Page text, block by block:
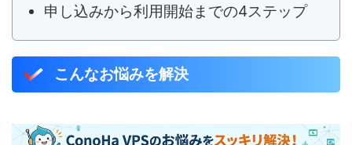
申し込みから利用開始までの4ステップ
こんなお悩みを解決